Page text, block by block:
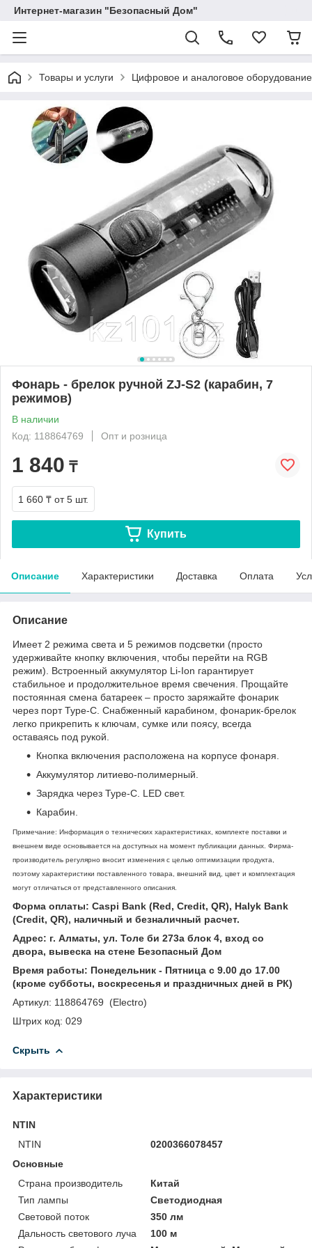
Интернет-магазин "Безопасный Дом"
Товары и услуги Цифровое и аналоговое оборудование
Фонарь - брелок ручной ZJ-S2 (карабин, 7
режимов)
В наличии
Код: 118864769
Опт и розница
1 840 ₸
1 660 ₸ от 5 шт.
Купить
Описание Характеристики Доставка Оплата
Описание
Имеет 2 режима света и 5 режимов подсветки (просто
удерживайте кнопку включения, чтобы перейти на RGB
режим). Встроенный аккумулятор Li-Ion гарантирует
стабильное и продолжительное время свечения. Прощайте
постоянная смена батареек – просто заряжайте фонарик
через порт Type-C. Снабженный карабином, фонарик-брелок
легко прикрепить к ключам, сумке или поясу, всегда
оставаясь под рукой.
Кнопка включения расположена на корпусе фонаря.
Аккумулятор литиево-полимерный.
Зарядка через Type-C. LED свет.
Карабин.
Примечание: Информация о технических характеристиках, комплекте поставки и
внешнем виде основывается на доступных на момент публикации данных. Фирма-
производитель регулярно вносит изменения с целью оптимизации продукта,
поэтому характеристики поставленного товара, внешний вид, цвет и комплектация
могут отличаться от представленного описания.
Форма оплаты: Caspi Bank (Red, Credit, QR), Halyk Bank
(Credit, QR), наличный и безналичный расчет.
Адрес: г. Алматы, ул. Толе би 273а блок 4, вход со
двора, вывеска на стене Безопасный Дом
Время работы: Понедельник - Пятница с 9.00 до 17.00
(кроме субботы, воскресенья и праздничных дней в РК)
Артикул: 118864769 (Electro)
Штрих код: 029
Скрыть
Характеристики
NTIN
NTIN
0200366078457
Основные
Страна производитель
Китай
Тип лампы
Светодиодная
Световой поток
350 лм
Дальность светового луча
100 м